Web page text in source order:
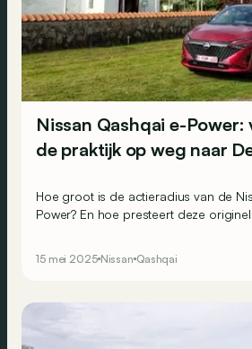
Nissan Qashqai e-Power:
de praktijk op weg naar
Hoe groot is de actieradius van de
Power? En hoe presteert deze
naar Denemarken.
15 mei 2025 Nissan Qashqai